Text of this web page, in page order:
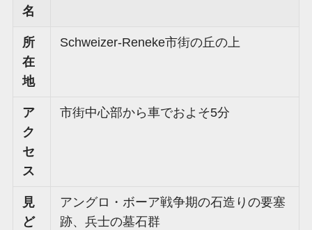
名
所
在
地
Schweizer-Reneke市街の丘の上
ア
ク
セ
ス
市街中心部から車でおよそ5分
見
ど
アングロ・ボーア戦争期の石造りの要塞
跡、兵士の墓石群